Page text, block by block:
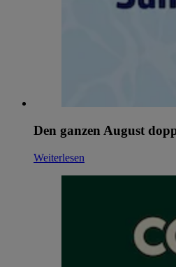
Den ganzen August
Weiterlesen